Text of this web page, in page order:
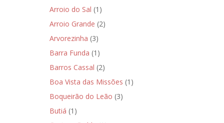
Arroio do Sal (1)
Arroio Grande (2)
Arvorezinha (3)
Barra Funda (1)
Barros Cassal (2)
Boa Vista das Missões (1)
Boqueirão do Leão (3)
Butiá (1)